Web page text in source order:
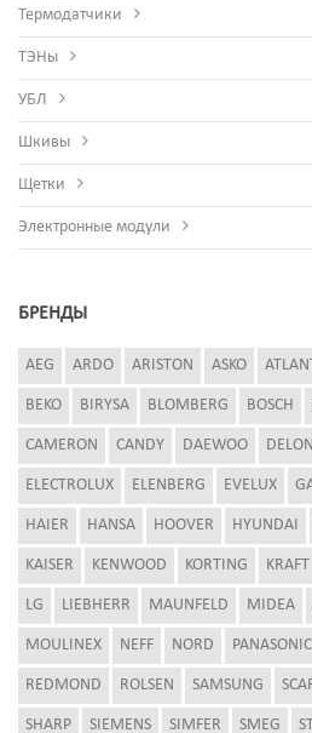
Термодатчики
ТЭНы
УБЛ
Шкивы
Щетки
Электронные модули
БРЕНДЫ
AEG ARDO ARISTON ASKO
BEKO BIRYSA BLOMBERG BOSCH
CAMERON CANDY DAEWOO
ELECTROLUX ELENBERG EVELUX
HAIER HANSA HOOVER HYUNDAI
KAISER KENWOOD KORTING KRAFT
LG LIEBHERR MAUNFELD MIDEA
MOULINEX NEFF NORD PANASONIC
REDMOND ROLSEN SAMSUNG
SHARP SIEMENS SIMFER SMEG